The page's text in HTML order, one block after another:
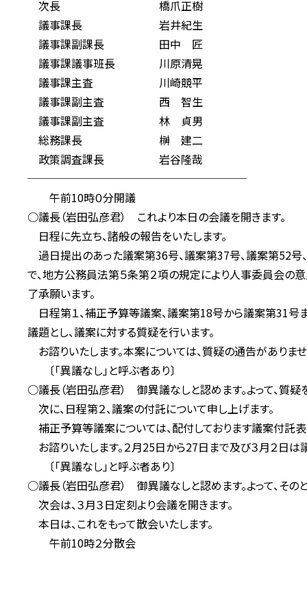
次長 橋爪正樹
議事課長 岩井紀生
議事課副課長 田中 匠
議事課議事班長 川原清晃
議事課主査 川崎競平
議事課副主査 西 智生
議事課副主査 林 貞男
総務課長 榊 建二
政策調査課長 岩谷隆哉
────────────────────
午前10時０分開議
○議長（岩田弘彦君） これより本日の会議を開きます。
日程に先立ち、諸般の報告をいたします。
過日提出のあった議案第36号、議案第37号、議案第52
で、地方公務員法第５条第２項の規定により人事委員会の意
了承願います。
日程第１、補正予算等議案、議案第18号から議案第31
議題とし、議案に対する質疑を行います。
お諮りいたします。本案については、質疑の通告がありま
〔「異議なし」と呼ぶ者あり〕
○議長（岩田弘彦君） 御異議なしと認めます。よって、質疑
次に、日程第２、議案の付託について申し上げます。
補正予算等議案については、配付しております議案付託
お諮りいたします。２月25日から27日まで及び３月２日
〔「異議なし」と呼ぶ者あり〕
○議長（岩田弘彦君） 御異議なしと認めます。よって、その
次会は、３月３日定刻より会議を開きます。
本日は、これをもって散会いたします。
午前10時２分散会